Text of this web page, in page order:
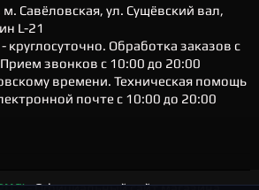
Савёловская, ул. Сущёвский вал,
L-21
круглосуточно. Обработка заказов с
звонков с 10:00 до 20:00
времени. Техническая помощь
почте с 10:00 до 20:00